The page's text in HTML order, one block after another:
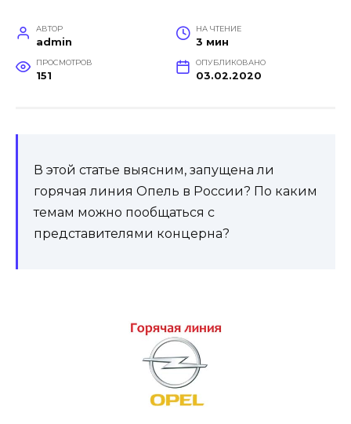
АВТОР
admin
НА ЧТЕНИЕ
3 мин
ПРОСМОТРОВ
151
ОПУБЛИКОВАНО
03.02.2020
В этой статье выясним, запущена ли
горячая линия Опель в России? По каким
темам можно пообщаться с
представителями концерна?